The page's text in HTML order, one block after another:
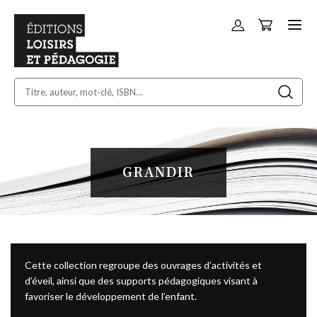
Allez
Panier
GRANDIR
Cette collection regroupe des ouvrages d’activités et
d’éveil, ainsi que des supports pédagogiques visant à
favoriser le développement de l’enfant.